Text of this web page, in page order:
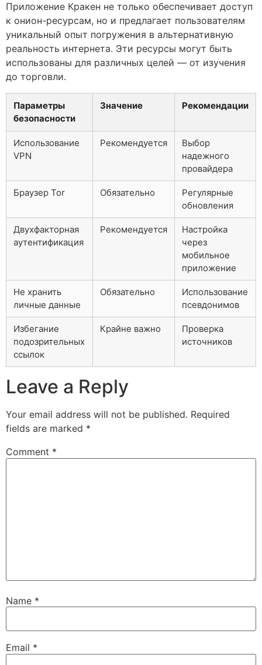
Приложение Кракен не только обеспечивает доступ
к онион-ресурсам, но и предлагает пользователям
уникальный опыт погружения в альтернативную
реальность интернета. Эти ресурсы могут быть
использованы для различных целей — от изучения
до торговли.
Параметры
безопасности
Значение Рекомендации
Использование
VPN
Рекомендуется
Выбор
надежного
провайдера
Браузер Tor Обязательно
Регулярные
обновления
Двухфакторная
аутентификация
Рекомендуется
Настройка
через
мобильное
приложение
Не хранить
личные данные
Обязательно
Использование
псевдонимов
Избегание
подозрительных
ссылок
Крайне важно
Проверка
источников
Leave a Reply
Your email address will not be published. Required
fields are marked *
Comment *
Name *
Email *